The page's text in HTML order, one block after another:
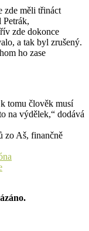
zde měli třináct
Petrák,
zde dokonce
a tak byl zrušený.
ho zase
tomu člověk musí
na výdělek,“ dodává
zo Aš, finančně